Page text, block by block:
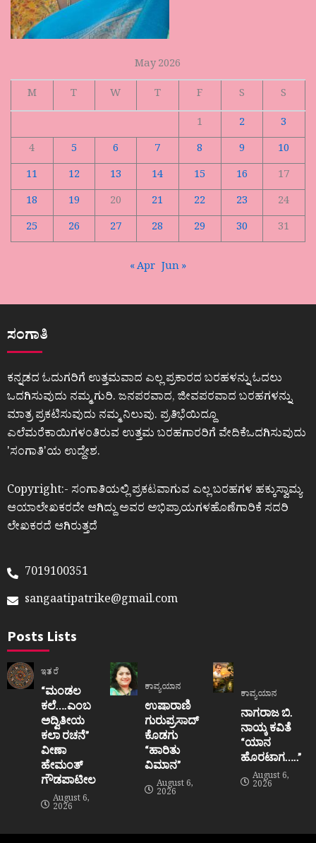
May 2026
M
T W T F S
S
1
2
3
4
5 6 7 8 9
10
11
12 13 14 15 16
17
18
19 20 21 22 23
24
25
26 27 28 29 30 31
« Apr Jun »
ಸಂಗಾತಿ
ಕನ್ನಡದ ಓದುಗರಿಗೆ ಉತ್ತಮವಾದ ಎಲ್ಲ ಪ್ರಕಾರದ ಬರಹಳನ್ನು ಓದಲು
ಒದಗಿಸುವುದು ನಮ್ಮ ಗುರಿ. ಜನಪರವಾದ, ಜೀವಪರವಾದ ಬರಹಗಳನ್ನು
ಮಾತ್ರ ಪ್ರಕಟಿಸುವುದು ನಮ್ಮ ನಿಲುವು. ಪ್ರತಿಭೆಯಿದ್ದೂ
ಎಲೆಮರೆಕಾಯಿಗಳಂತಿರುವ ಉತ್ತಮ ಬರಹಗಾರರಿಗೆ ವೇದಿಕೆಒದಗಿಸುವುದು
ʼಸಂಗಾತಿʼಯ ಉದ್ದೇಶ.
Copyright:- ಸಂಗಾತಿಯಲ್ಲಿ ಪ್ರಕಟವಾಗುವ ಎಲ್ಲ ಬರಹಗಳ ಹಕ್ಕುಸ್ವಾಮ್ಯ
ಆಯಾಲೇಖಕರದೇ ಆಗಿದ್ದು ಅವರ ಅಭಿಪ್ರಾಯಗಳಹೊಣೆಗಾರಿಕೆ ಸದರಿ
ಲೇಖಕರದೆ ಆಗಿರುತ್ತದೆ
7019100351
sangaatipatrike@gmail.com
Posts Lists
ಇತರೆ
“ಮಂಡಲ
ಕಲೆ….ಎಂಬ
ಅದ್ವಿತೀಯ
ಕಲಾ ರಚನೆ”‌
ವೀಣಾ
ಹೇಮಂತ್‌
ಗೌಡಪಾಟೀಲ
August 6,
2026
ಕಾವ್ಯಯಾನ
ಉಷಾರಾಣಿ
ಗುರುಪ್ರಸಾದ್
ಕೊಡಗು
“ಹಾರಿತು
ವಿಮಾನ”
August 6,
2026
ಕಾವ್ಯಯಾನ
ನಾಗರಾಜ ಬಿ.
ನಾಯ್ಕ ಕವಿತೆ
“ಯಾನ
ಹೊರಟಾಗ…..”
August 6,
2026